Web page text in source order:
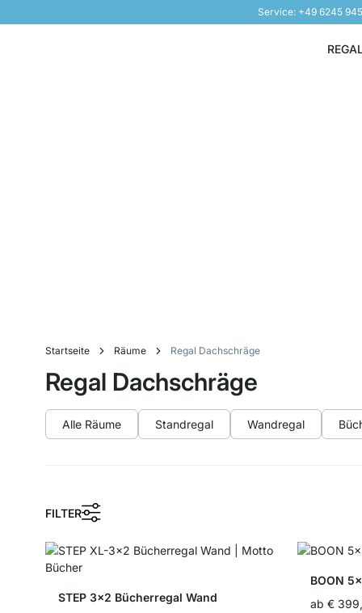
Service: +49 6245
Startseite Räume Regal Dachschräge
Regal Dachschräge
Alle Räume Standregal Wandregal
FILTER
STEP 3x2 Bücherregal Wand
BOON
ab €